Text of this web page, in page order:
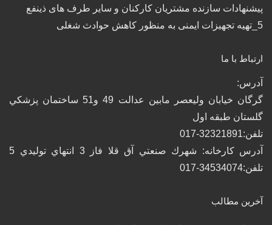
پیشنهادات سازنده مشتریان کارکنان و سایر طرف های ذینفع
5_تهیه تجهیزات ایمنی به منظور کاهش حوادث شغلی
ارتباط با ما
آدرس:
گرگان خيابان وليعصر مابين عدالت 49 و51 ساختمان پزشكي
گلستان طبقه اول
تلفن:32321891-017
آدرس كارخانه: شهرك صنعتي آق قلا فاز 3 انتهاي توليدي 5
تلفن:34534074-017
آخرین مطالب